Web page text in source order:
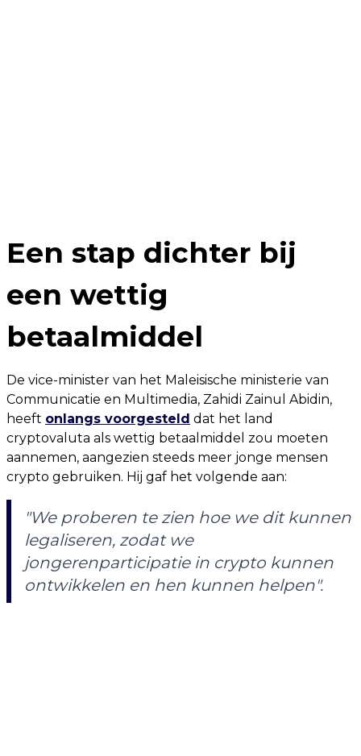
Een stap dichter bij
een wettig
betaalmiddel
De vice-minister van het Maleisische ministerie van
Communicatie en Multimedia, Zahidi Zainul Abidin,
heeft onlangs voorgesteld dat het land
cryptovaluta als wettig betaalmiddel zou moeten
aannemen, aangezien steeds meer jonge mensen
crypto gebruiken. Hij gaf het volgende aan:
"We proberen te zien hoe we dit kunnen
legaliseren, zodat we
jongerenparticipatie in crypto kunnen
ontwikkelen en hen kunnen helpen".